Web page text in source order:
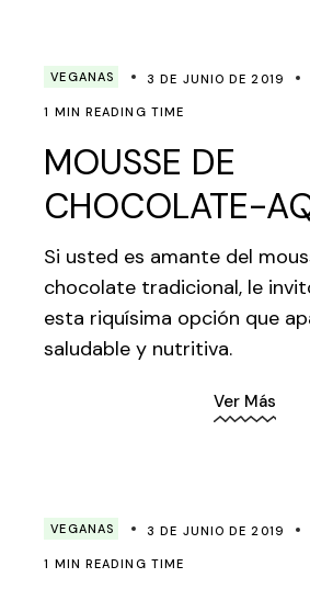
VEGANAS 3 DE JUNIO DE 2019
1 MIN READING TIME
MOUSSE DE
CHOCOLATE-
Si usted es amante del
chocolate tradicional, le
esta riquísima opción que
saludable y nutritiva.
Ver Más
VEGANAS 3 DE JUNIO DE 2019
1 MIN READING TIME